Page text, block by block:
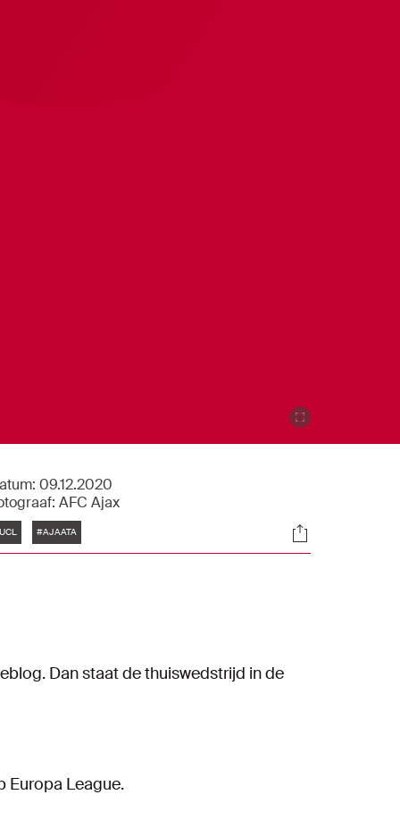
09.12.2020
AFC Ajax
#AJAATA Socials
Dan staat de thuiswedstrijd in de
Europa League.